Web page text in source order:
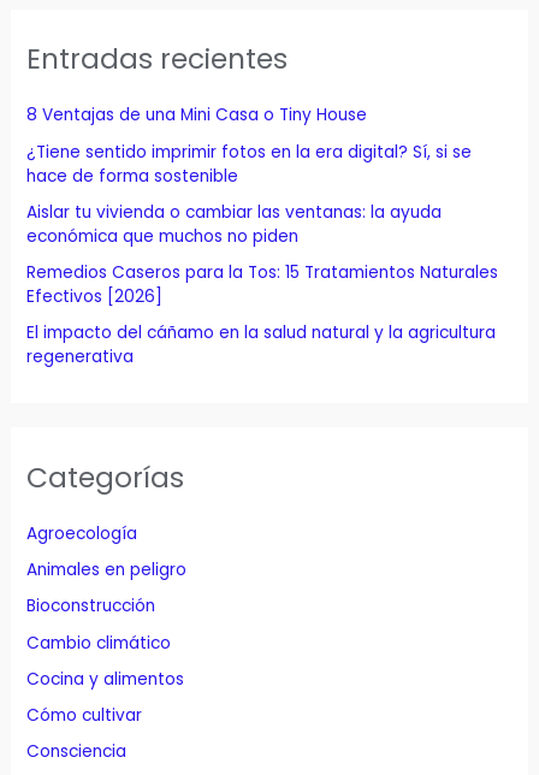
r
p
r
:
Entradas recientes
8 Ventajas de una Mini Casa o Tiny House
¿Tiene sentido imprimir fotos en la era digital? Sí, si se
hace de forma sostenible
Aislar tu vivienda o cambiar las ventanas: la ayuda
económica que muchos no piden
Remedios Caseros para la Tos: 15 Tratamientos Naturales
Efectivos [2026]
El impacto del cáñamo en la salud natural y la agricultura
regenerativa
Categorías
Agroecología
Animales en peligro
Bioconstrucción
Cambio climático
Cocina y alimentos
Cómo cultivar
Consciencia